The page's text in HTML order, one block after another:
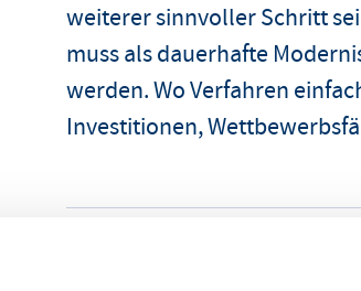
weiterer sinnvoller Schritt
muss als dauerhafte
werden. Wo Verfahren
Investitionen,